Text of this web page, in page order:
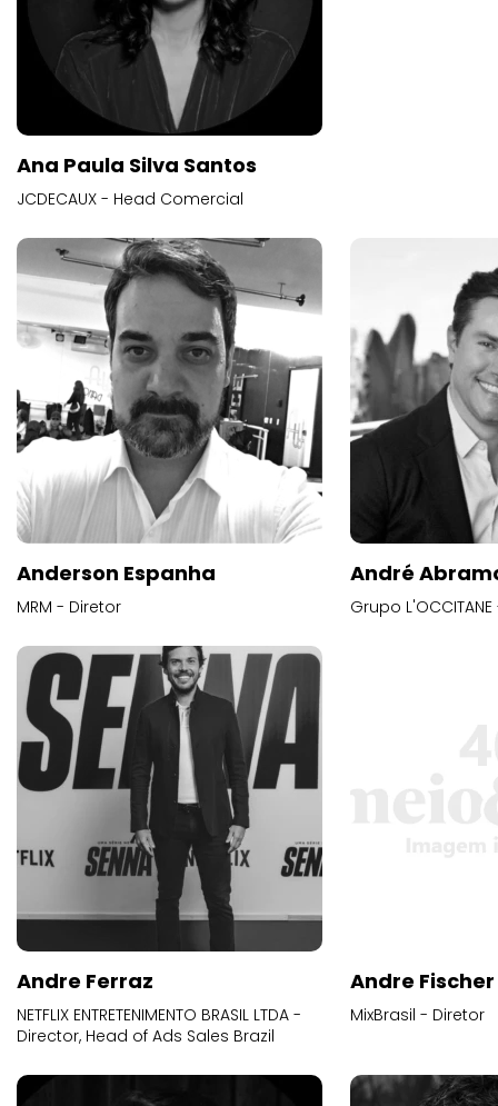
Ana Paula Silva Santos
JCDECAUX - Head Comercial
Anderson Espanha
MRM - Diretor
André
Grupo
Andre Ferraz
NETFLIX ENTRETENIMENTO BRASIL LTDA -
Director, Head of Ads Sales Brazil
Andre Fischer
MixBrasil - Diretor